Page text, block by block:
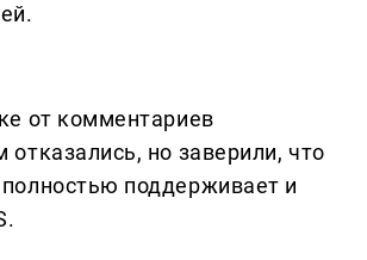
от комментариев
отказались, но заверили, что
поддерживает и